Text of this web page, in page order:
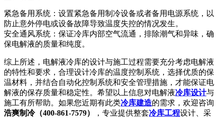
紧急备用系统：设置紧急备用制冷设备或者备用电源系统，以
防止意外停电或设备故障导致温度失控的情况发生。
安全通风系统：保证冷库内部空气流通，排除潮气和异味，确
保电解液的质量和纯度。
综上所述，电解液冷库的设计与施工过程需要充分考虑电解液
的特性和要求，合理设计冷库的温度控制系统，选择优质的保
温材料，并结合自动化控制系统和安全管理措施，才能保证电
解液的保存质量和稳定性。希望以上信息对电解液冷库设计与
施工有所帮助。如果您近期有此类冷库建造的需求，欢迎咨询
浩爽制冷（400-861-7579）
，专业提供整套冷库工程设计、采